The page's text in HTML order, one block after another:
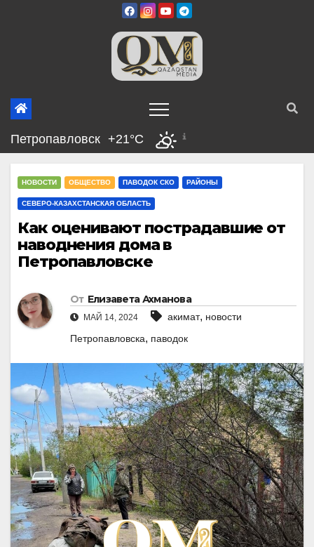
Петропавловск +21°C
НОВОСТИ ОБЩЕСТВО ПАВОДОК СКО РАЙОНЫ
СЕВЕРО-КАЗАХСТАНСКАЯ ОБЛАСТЬ
Как оценивают пострадавшие от
наводнения дома в
Петропавловске
От Елизавета Ахманова
МАЙ 14, 2024 акимат, новости
Петропавловска, паводок